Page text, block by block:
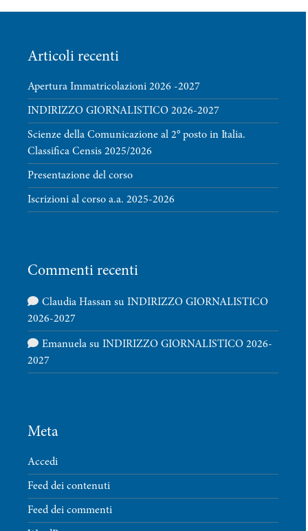
Articoli recenti
Apertura Immatricolazioni 2026 -2027
INDIRIZZO GIORNALISTICO 2026-2027
Scienze della Comunicazione al 2° posto in Italia.
Classifica Censis 2025/2026
Presentazione del corso
Iscrizioni al corso a.a. 2025-2026
Commenti recenti
Claudia Hassan su INDIRIZZO GIORNALISTICO
2026-2027
Emanuela su INDIRIZZO GIORNALISTICO 2026-
2027
Meta
Accedi
Feed dei contenuti
Feed dei commenti